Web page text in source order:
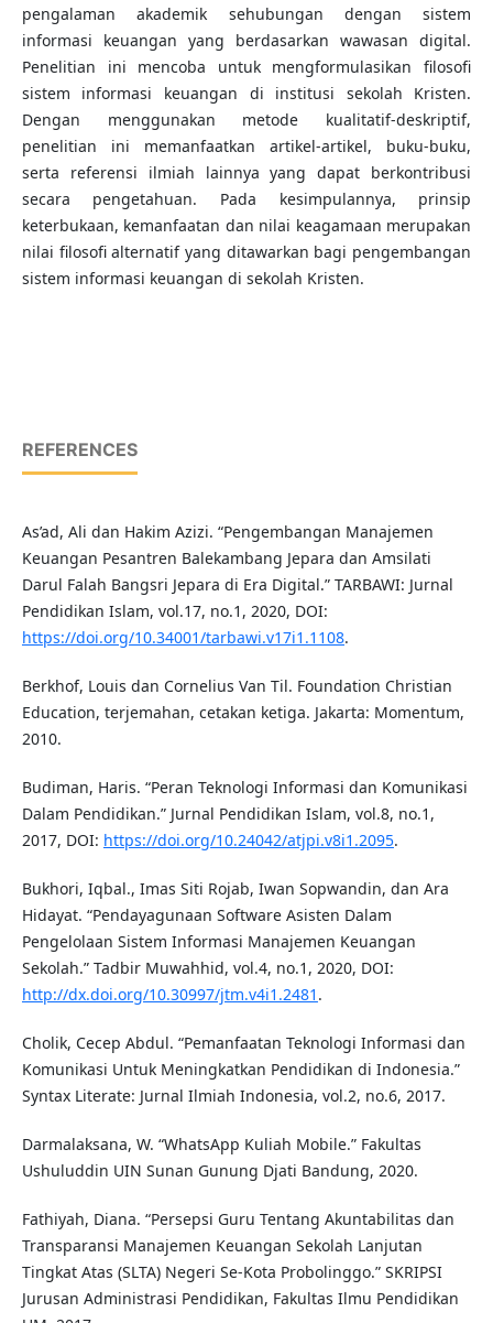
pengalaman akademik sehubungan dengan sistem
informasi keuangan yang berdasarkan wawasan digital.
Penelitian ini mencoba untuk mengformulasikan filosofi
sistem informasi keuangan di institusi sekolah Kristen.
Dengan menggunakan metode kualitatif-deskriptif,
penelitian ini memanfaatkan artikel-artikel, buku-buku,
serta referensi ilmiah lainnya yang dapat berkontribusi
secara pengetahuan. Pada kesimpulannya, prinsip
keterbukaan, kemanfaatan dan nilai keagamaan merupakan
nilai filosofi alternatif yang ditawarkan bagi pengembangan
sistem informasi keuangan di sekolah Kristen.
REFERENCES
As’ad, Ali dan Hakim Azizi. “Pengembangan Manajemen
Keuangan Pesantren Balekambang Jepara dan Amsilati
Darul Falah Bangsri Jepara di Era Digital.” TARBAWI: Jurnal
Pendidikan Islam, vol.17, no.1, 2020, DOI:
https://doi.org/10.34001/tarbawi.v17i1.1108.
Berkhof, Louis dan Cornelius Van Til. Foundation Christian
Education, terjemahan, cetakan ketiga. Jakarta: Momentum,
2010.
Budiman, Haris. “Peran Teknologi Informasi dan Komunikasi
Dalam Pendidikan.” Jurnal Pendidikan Islam, vol.8, no.1,
2017, DOI: https://doi.org/10.24042/atjpi.v8i1.2095.
Bukhori, Iqbal., Imas Siti Rojab, Iwan Sopwandin, dan Ara
Hidayat. “Pendayagunaan Software Asisten Dalam
Pengelolaan Sistem Informasi Manajemen Keuangan
Sekolah.” Tadbir Muwahhid, vol.4, no.1, 2020, DOI:
http://dx.doi.org/10.30997/jtm.v4i1.2481 .
Cholik, Cecep Abdul. “Pemanfaatan Teknologi Informasi dan
Komunikasi Untuk Meningkatkan Pendidikan di Indonesia.”
Syntax Literate: Jurnal Ilmiah Indonesia, vol.2, no.6, 2017.
Darmalaksana, W. “WhatsApp Kuliah Mobile.” Fakultas
Ushuluddin UIN Sunan Gunung Djati Bandung, 2020.
Fathiyah, Diana. “Persepsi Guru Tentang Akuntabilitas dan
Transparansi Manajemen Keuangan Sekolah Lanjutan
Tingkat Atas (SLTA) Negeri Se-Kota Probolinggo.” SKRIPSI
Jurusan Administrasi Pendidikan, Fakultas Ilmu Pendidikan